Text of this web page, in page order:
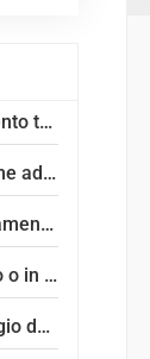
della lama.